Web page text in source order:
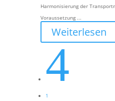
Harmonisierung der
Voraussetzung ...
Weiterlesen
4
1